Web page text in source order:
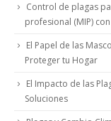
Control de plagas
profesional (MIP)
El Papel de las
Proteger tu Hogar
El Impacto de las
Soluciones